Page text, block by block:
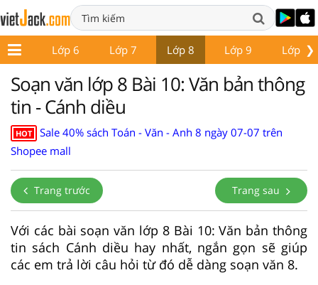
❯
5 Lớp 6 Lớp 7 Lớp 8 Lớp 9 Lớp 10
Soạn văn lớp 8 Bài 10: Văn bản thông
tin - Cánh diều
HOT
Sale 40% sách Toán - Văn - Anh 8 ngày 07-07 trên
Shopee mall
Trang trước Trang sau
Với các bài soạn văn lớp 8 Bài 10: Văn bản thông
tin sách Cánh diều hay nhất, ngắn gọn sẽ giúp
các em trả lời câu hỏi từ đó dễ dàng soạn văn 8.